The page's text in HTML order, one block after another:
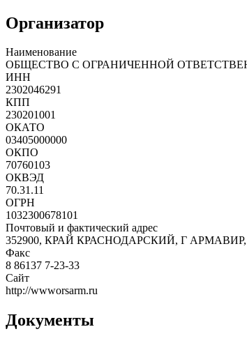
Организатор
Наименование
ОБЩЕСТВО С ОГРАНИЧЕННОЙ
ИНН
2302046291
КПП
230201001
ОКАТО
03405000000
ОКПО
70760103
ОКВЭД
70.31.11
ОГРН
1032300678101
Почтовый и фактический адрес
352900, КРАЙ КРАСНОДАРСКИЙ, Г АРМАВИР,
Факс
8 86137 7-23-33
Сайт
http://wwworsarm.ru
Документы